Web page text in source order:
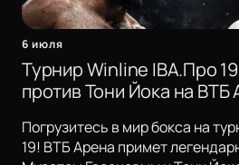
6 июля
Турнир Winline IBA.Про
против Тони Йока на ВТБ
Погрузитесь в мир бокса на
19! ВТБ Арена примет